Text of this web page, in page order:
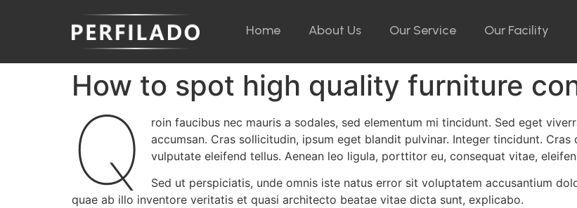
Home About Us Our Service Our Facility
How to spot high quality furniture
Q
roin faucibus nec mauris a sodales, sed elementum mi tincidunt. Sed eget
accumsan. Cras sollicitudin, ipsum eget blandit pulvinar. Integer tincidunt. Cras
vulputate eleifend tellus. Aenean leo ligula, porttitor eu, consequat vitae,
Sed ut perspiciatis, unde omnis iste natus error sit voluptatem accusantium
quae ab illo inventore veritatis et quasi architecto beatae vitae dicta sunt, explicabo.